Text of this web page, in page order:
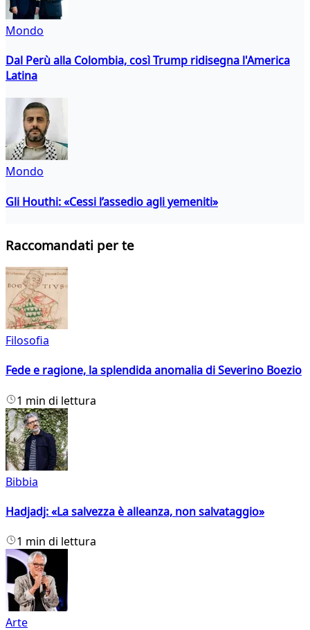
Mondo
Dal Perù alla Colombia, così Trump ridisegna l'America
Latina
Mondo
Gli Houthi: «Cessi l’assedio agli yemeniti»
Raccomandati per te
Filosofia
Fede e ragione, la splendida anomalia di Severino Boezio
1 min di lettura
Bibbia
Hadjadj: «La salvezza è alleanza, non salvataggio»
1 min di lettura
Arte